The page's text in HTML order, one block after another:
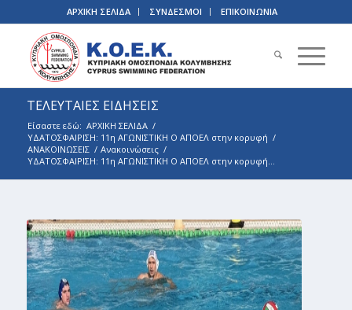
ΑΡΧΙΚΗ ΣΕΛΙΔΑ ΣΥΝΔΕΣΜΟΙ ΕΠΙΚΟΙΝΩΝΙΑ
ΤΕΛΕΥΤΑΙΕΣ ΕΙΔΗΣΕΙΣ
Είσαστε εδώ: ΑΡΧΙΚΗ ΣΕΛΙΔΑ /
ΥΔΑΤΟΣΦΑΙΡΙΣΗ: 11η ΑΓΩΝΙΣΤΙΚΗ Ο ΑΠΟΕΛ στην κορυφή /
ΑΝΑΚΟΙΝΩΣΕΙΣ / Ανακοινώσεις /
ΥΔΑΤΟΣΦΑΙΡΙΣΗ: 11η ΑΓΩΝΙΣΤΙΚΗ Ο ΑΠΟΕΛ στην κορυφή...